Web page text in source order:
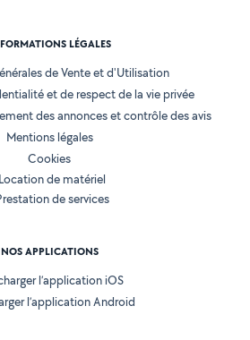
LÉGALES
de Vente et d'Utilisation
et de respect de la vie privée
des annonces et contrôle des avis
Mentions légales
Cookies
Location de matériel
de services
NOS APPLICATIONS
l’application iOS
l’application Android